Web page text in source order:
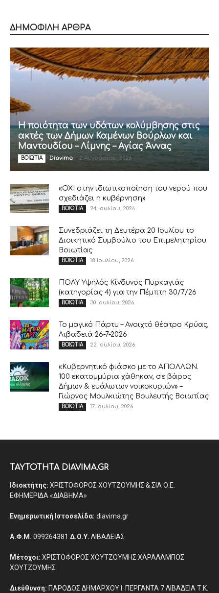
ΔΗΜΟΦΙΛΗ ΑΡΘΡΑ
Η ποιότητα των υδάτων κολύμβησης στις
ακτές των Δήμων Καμένων Βούρλων και
Μαντουδίου – Λίμνης – Αγίας Άννας
ΒΟΙΩΤΙΑ Diavima - 2 Αυγούστου, 2026
«ΟΧΙ στην ιδιωτικοποίηση του νερού που
σχεδιάζει η κυβέρνηση»
ΒΟΙΩΤΙΑ 24 Ιουλίου, 2026
Συνεδριάζει τη Δευτέρα 20 Ιουλίου το
Διοικητικό Συμβούλιο του Επιμελητηρίου
Βοιωτίας
ΒΟΙΩΤΙΑ 18 Ιουλίου, 2026
ΠΟΛΥ Υψηλός Κίνδυνος Πυρκαγιάς
(κατηγορίας 4) για την Πέμπτη 30/7/26
ΒΟΙΩΤΙΑ 30 Ιουλίου, 2026
Το μαγικό Πάρτυ – Ανοιχτό θέατρο Κρύας,
Λιβαδειά 26-7-2026
ΒΟΙΩΤΙΑ 22 Ιουλίου, 2026
«Κυβερνητικό φιάσκο με το ΑΠΟΛΛΩΝ.
100 εκατομμύρια χάθηκαν, σε βάρος
Δήμων & ευάλωτων νοικοκυριών» –
Γιώργος Μουλκιώτης Βουλευτής Βοιωτίας
ΒΟΙΩΤΙΑ 17 Ιουλίου, 2026
ΤΑΥΤΟΤΗΤΑ DIAVIMA.GR
Ιδιοκτήτης: ΧΡΙΣΤΟΦΟΡΟΣ ΧΟΥΤΖΟΥΜΗΣ & ΣΙΑ Ο.Ε.
ΕΦΗΜΕΡΙΔΑ «ΔΙΑΒΗΜΑ»
Ενημερωτική Ιστοσελίδα: diavima.gr
Α.Φ.Μ. 099264381 Δ.Ο.Υ. ΛΙΒΑΔΕΙΑΣ
Μέτοχοι: ΧΡΙΣΤΟΦΟΡΟΣ ΧΟΥΤΖΟΥΜΗΣ ΧΑΡΑΛΑΜΠΟΣ
ΧΟΥΤΖΟΥΜΗΣ
Διεύθυνση: ΠΑΡΟΔΟΣ ΔΗΜΑΡΧΟΥ Ι. ΠΕΡΓΑΝΤΑ 7 ΛΙΒΑΔΕΙΑ Τ.Κ.